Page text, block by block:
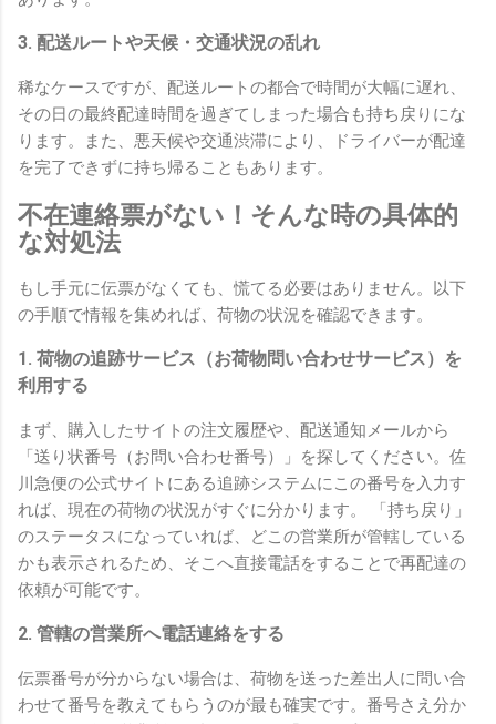
3. 配送ルートや天候・交通状況の乱れ
稀なケースですが、配送ルートの都合で時間が大幅に遅れ、
その日の最終配達時間を過ぎてしまった場合も持ち戻りにな
ります。また、悪天候や交通渋滞により、ドライバーが配達
を完了できずに持ち帰ることもあります。
不在連絡票がない！そんな時の具体的
な対処法
もし手元に伝票がなくても、慌てる必要はありません。以下
の手順で情報を集めれば、荷物の状況を確認できます。
1. 荷物の追跡サービス（お荷物問い合わせサービス）を
利用する
まず、購入したサイトの注文履歴や、配送通知メールから
「送り状番号（お問い合わせ番号）」を探してください。佐
川急便の公式サイトにある追跡システムにこの番号を入力す
れば、現在の荷物の状況がすぐに分かります。 「持ち戻り」
のステータスになっていれば、どこの営業所が管轄している
かも表示されるため、そこへ直接電話をすることで再配達の
依頼が可能です。
2. 管轄の営業所へ電話連絡をする
伝票番号が分からない場合は、荷物を送った差出人に問い合
わせて番号を教えてもらうのが最も確実です。番号さえ分か